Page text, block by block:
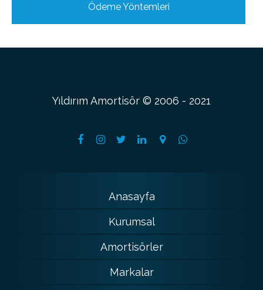
Ödeme Yöntemleri
Yıldırım Amortisör © 2006 - 2021
Anasayfa
Kurumsal
Amortisörler
Markalar